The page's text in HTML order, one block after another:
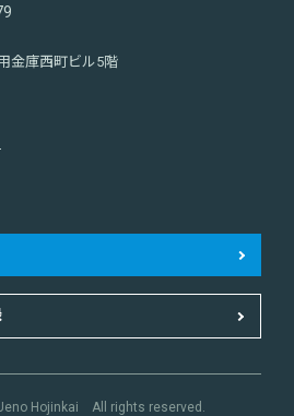
金庫西町ビル5階
Hojinkai All rights reserved.